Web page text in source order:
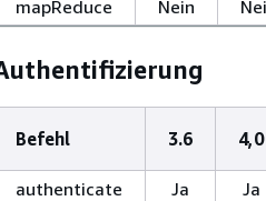
mapReduce
Nein
Befehl 3.6 4,0
authenticate Ja Ja